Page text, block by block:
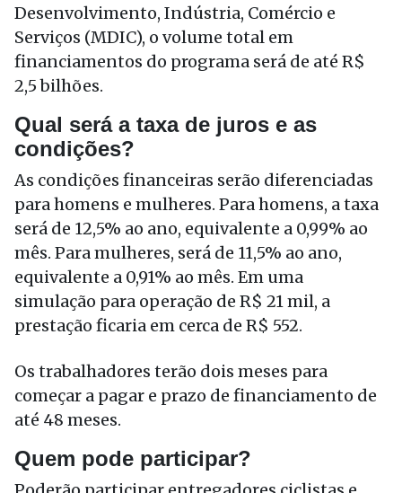
Desenvolvimento, Indústria, Comércio e
Serviços (MDIC), o volume total em
financiamentos do programa será de até R$
2,5 bilhões.
Qual será a taxa de juros e as
condições?
As condições financeiras serão diferenciadas
para homens e mulheres. Para homens, a taxa
será de 12,5% ao ano, equivalente a 0,99% ao
mês. Para mulheres, será de 11,5% ao ano,
equivalente a 0,91% ao mês. Em uma
simulação para operação de R$ 21 mil, a
prestação ficaria em cerca de R$ 552.
Os trabalhadores terão dois meses para
começar a pagar e prazo de financiamento de
até 48 meses.
Quem pode participar?